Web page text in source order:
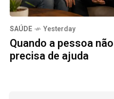
SAÚDE Yesterday
Quando a pessoa
precisa de ajuda